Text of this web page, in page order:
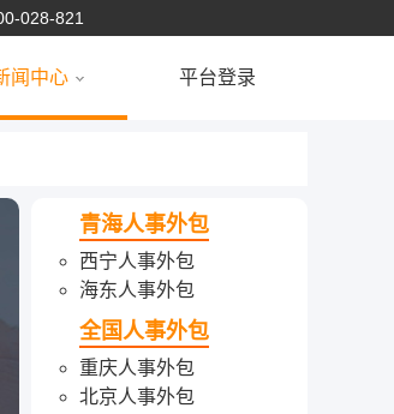
028-821
闻中心 平台登录
青海人事外包
西宁人事外包
海东人事外包
全国人事外包
重庆人事外包
北京人事外包